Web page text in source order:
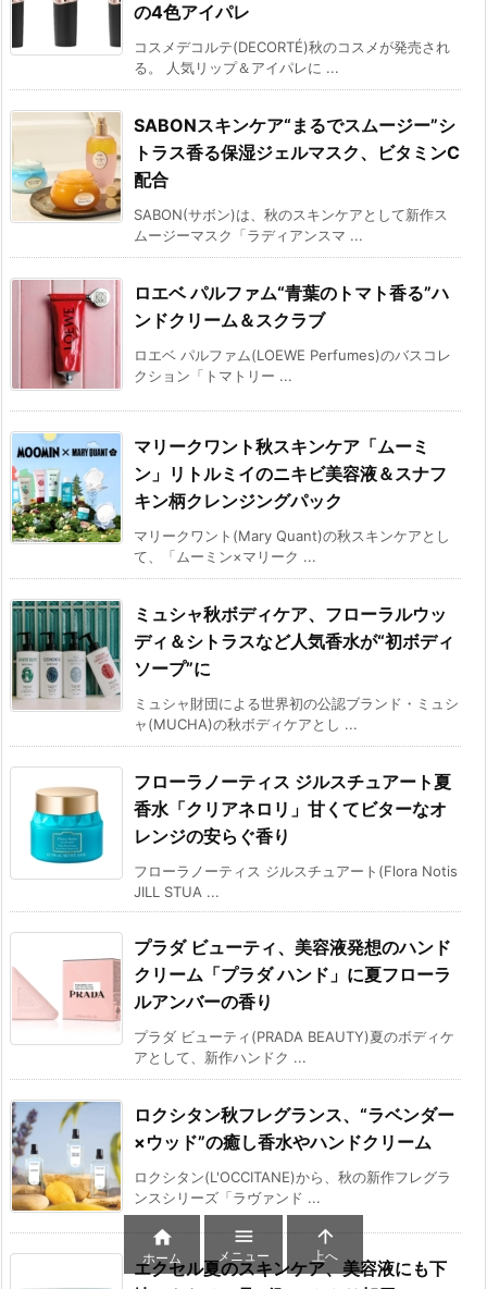
の4色アイパレ
コスメデコルテ(DECORTÉ)秋のコスメが発売され
る。 人気リップ＆アイパレに ...
SABONスキンケア“まるでスムージー”シ
トラス香る保湿ジェルマスク、ビタミンC
配合
SABON(サボン)は、秋のスキンケアとして新作ス
ムージーマスク「ラディアンスマ ...
ロエベ パルファム“青葉のトマト香る”ハ
ンドクリーム＆スクラブ
ロエベ パルファム(LOEWE Perfumes)のバスコレ
クション「トマトリー ...
マリークワント秋スキンケア「ムーミ
ン」リトルミイのニキビ美容液＆スナフ
キン柄クレンジングパック
マリークワント(Mary Quant)の秋スキンケアとし
て、「ムーミン×マリーク ...
ミュシャ秋ボディケア、フローラルウッ
ディ＆シトラスなど人気香水が“初ボディ
ソープ”に
ミュシャ財団による世界初の公認ブランド・ミュシ
ャ(MUCHA)の秋ボディケアとし ...
フローラノーティス ジルスチュアート夏
香水「クリアネロリ」甘くてビターなオ
レンジの安らぐ香り
フローラノーティス ジルスチュアート(Flora Notis
JILL STUA ...
プラダ ビューティ、美容液発想のハンド
クリーム「プラダ ハンド」に夏フローラ
ルアンバーの香り
プラダ ビューティ(PRADA BEAUTY)夏のボディケ
アとして、新作ハンドク ...
ロクシタン秋フレグランス、“ラベンダー
×ウッド”の癒し香水やハンドクリーム
ロクシタン(L'OCCITANE)から、秋の新作フレグラ
ンスシリーズ「ラヴァンド ...
エクセル夏のスキンケア、美容液にも下

ホーム

メニュー

上へ